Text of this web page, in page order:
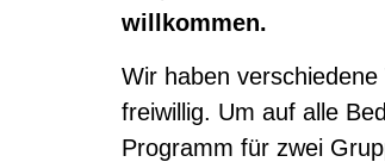
willkommen.
Wir haben
freiwillig. Um auf alle
Programm für zwei